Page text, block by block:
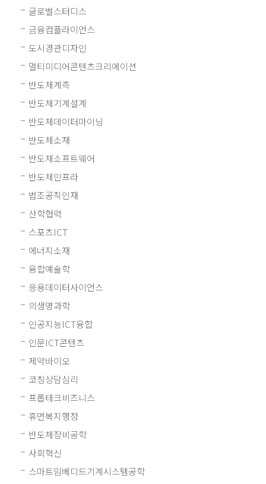
글로벌스터디스
금융컴플라이언스
도시경관디자인
멀티미디어콘텐츠크리에이션
반도체계측
반도체기계설계
반도체데이터마이닝
반도체소재
반도체소프트웨어
반도체인프라
법조공직인재
산학협력
스포츠ICT
에너지소재
융합예술학
응용데이터사이언스
의생명과학
인공지능ICT융합
인문ICT콘텐츠
제약바이오
코칭상담심리
프롭테크비즈니스
휴먼복지행정
반도체장비공학
사회혁신
스마트임베디드기계시스템공학